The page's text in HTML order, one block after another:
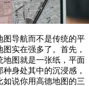
图导航而不是传统的平
实在强多了。首先，
地图就是一张纸，平面
身处其中的沉浸感，
说你用高德地图的三